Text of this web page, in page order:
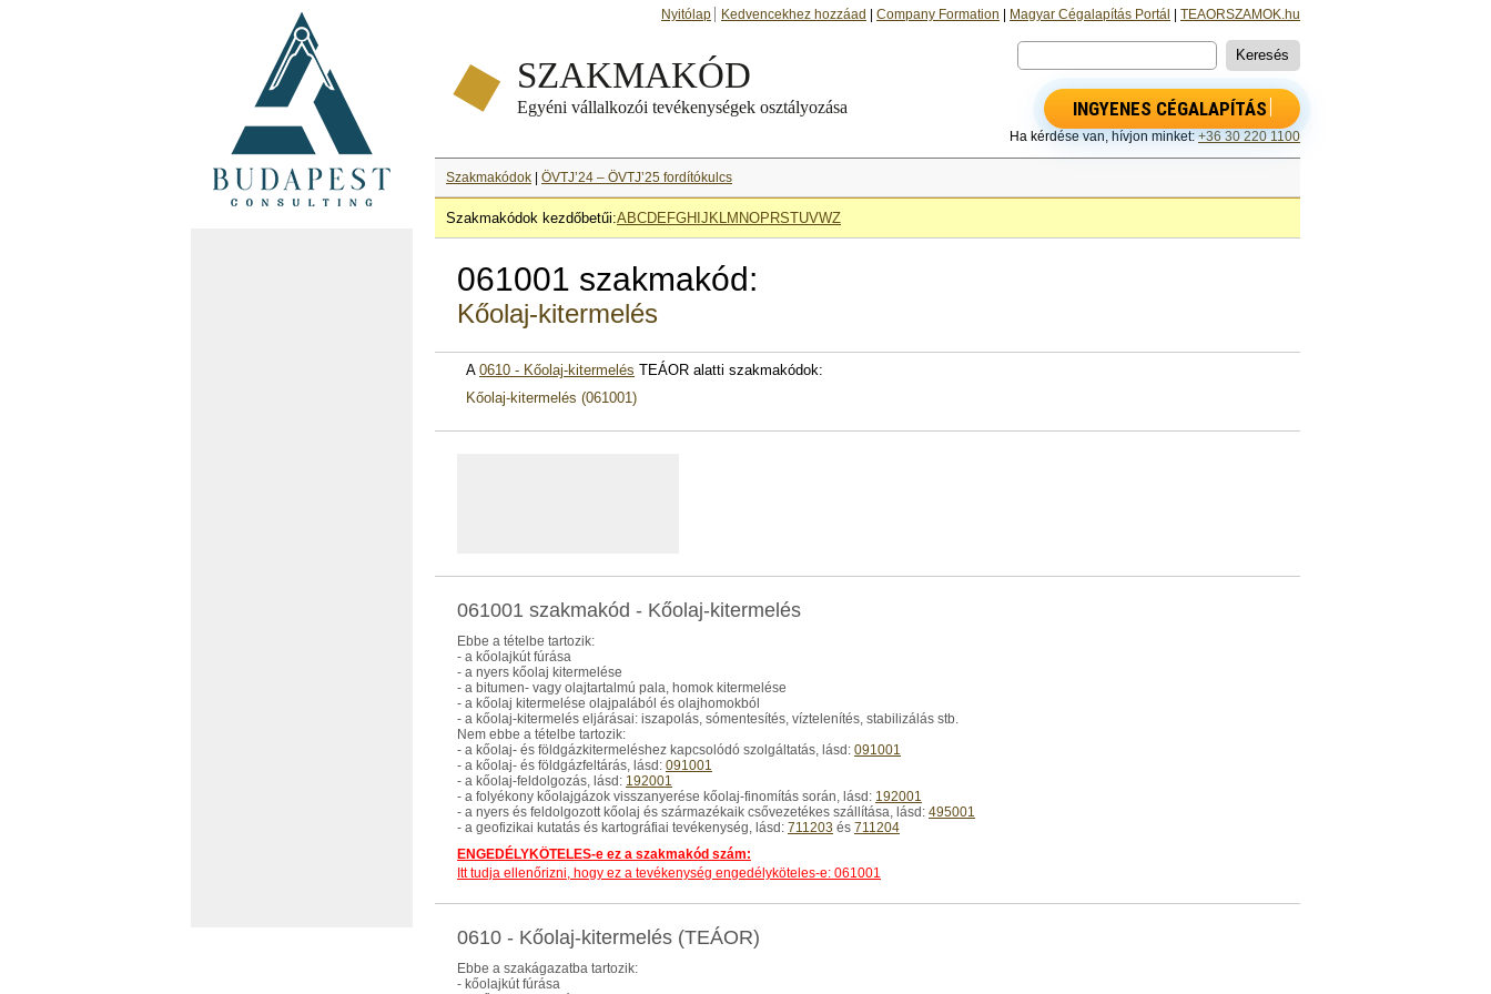
Nyitólap Kedvencekhez hozzáad Company Formation Magyar Cégalapítás Portál TEAORSZAMOK.hu
INGYENES CÉGALAPÍTÁS
Ha kérdése van, hívjon minket: +36 30 220 1100
Szakmakódok ÖVTJ’24 – ÖVTJ’25 fordítókulcs
Szakmakódok kezdőbetűi:ABCDE FGH J KLM NOP RSTUVWZ
061001 szakmakód:
Kőolaj-kitermelés
A 0610 - Kőolaj-kitermelés TEÁOR alatti szakmakódok:
Kőolaj-kitermelés (061001)
061001 szakmakód - Kőolaj-kitermelés
Ebbe a tételbe tartozik:
- a kőolajkút fúrása
- a nyers kőolaj kitermelése
- a bitumen- vagy olajtartalmú pala, homok kitermelése
- a kőolaj kitermelése olajpalából és olajhomokból
- a kőolaj-kitermelés eljárásai: iszapolás, sómentesítés, víztelenítés, stabilizálás stb.
Nem ebbe a tételbe tartozik:
- a kőolaj- és földgázkitermeléshez kapcsolódó szolgáltatás, lásd: 091001
- a kőolaj- és földgázfeltárás, lásd: 091001
- a kőolaj-feldolgozás, lásd: 192001
- a folyékony kőolajgázok visszanyerése kőolaj-finomítás során, lásd: 192001
- a nyers és feldolgozott kőolaj és származékaik csővezetékes szállítása, lásd: 495001
- a geofizikai kutatás és kartográfiai tevékenység, lásd: 711203 és 711204
ENGEDÉLYKÖTELES-e ez a szakmakód szám:
Itt tudja ellenőrizni, hogy ez a tevékenység engedélyköteles-e: 061001
0610 - Kőolaj-kitermelés (TEÁOR)
Ebbe a szakágazatba tartozik:
- kőolajkút fúrása